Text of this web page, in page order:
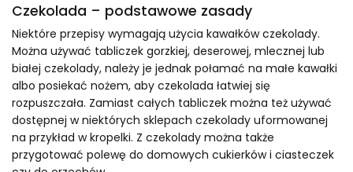
Czekolada – podstawowe zasady
Niektóre przepisy wymagają użycia kawałków czekolady.
Można używać tabliczek gorzkiej, deserowej, mlecznej lub
białej czekolady, należy je jednak połamać na małe kawałki
albo posiekać nożem, aby czekolada łatwiej się
rozpuszczała. Zamiast całych tabliczek można też używać
dostępnej w niektórych sklepach czekolady uformowanej
na przykład w kropelki. Z czekolady można także
przygotować polewę do domowych cukierków i ciasteczek